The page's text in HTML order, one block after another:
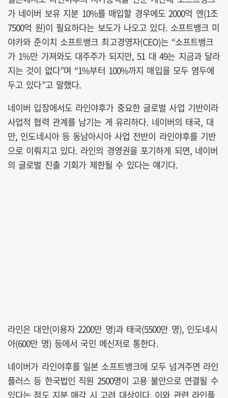
가 네이버 보유 지분 10%를 매입할 경우에도 2000억 엔(1조
7500억 원)이 필요하다는 보도가 나오고 있다. 소프트뱅크 미
야카와 준이치 소프트뱅크 최고경영자(CEO)는 “소프트뱅크
가 1%만 가져와도 대주주가 되지만, 51 대 49는 지금과 달라
지는 것이 없다”며 “1%부터 100%까지 매입을 모두 염두에
두고 있다”고 말했다.
네이버 입장에서도 라인야후가 중요한 글로벌 사업 기반이라
사업적 협력 관계를 남기는 게 유리하다. 네이버의 태국, 대
만, 인도네시아 등 동남아시아 사업 전반이 라인야후를 기반
으로 이뤄지고 있다. 라인의 경영권을 포기하게 되면, 네이버
의 글로벌 진출 기회가 제한될 수 있다는 얘기다.
라인은 대만(이용자 2200만 명)과 태국(5500만 명), 인도네시
아(600만 명) 등에서 국민 메신저로 통한다.
네이버가 라인야후를 일본 소프트뱅크에 모두 넘겨주면 라인
플러스 등 한국법인 직원 2500명이 고용 불안으로 연결될 수
있다는 점도 지분 매각 시 고려 대상이다. 이와 관련 라인플